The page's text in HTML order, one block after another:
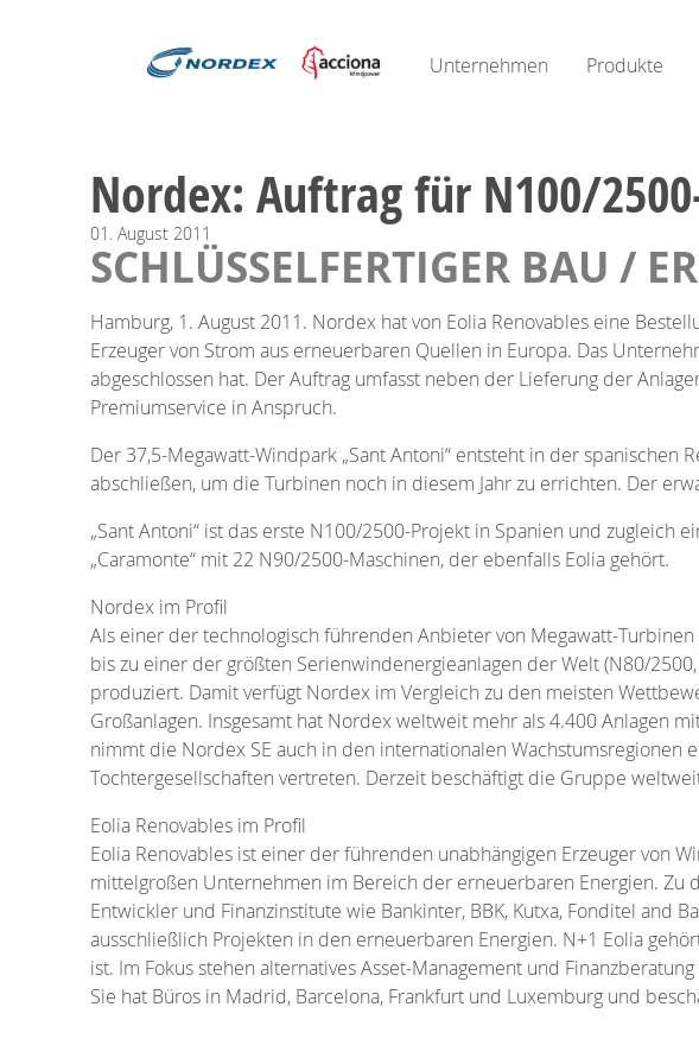
Unternehmen Produkte
Nordex: Auftrag für N100/
01. August 2011
SCHLÜSSELFERTIGER BAU /
Hamburg, 1. August 2011. Nordex hat von Eolia Renovables eine
Erzeuger von Strom aus erneuerbaren Quellen in Europa. Das
abgeschlossen hat. Der Auftrag umfasst neben der Lieferung der
Premiumservice in Anspruch.
Der 37,5-Megawatt-Windpark „Sant Antoni“ entsteht in der
abschließen, um die Turbinen noch in diesem Jahr zu errichten. Der
„Sant Antoni“ ist das erste N100/2500-Projekt in Spanien und
„Caramonte“ mit 22 N90/2500-Maschinen, der ebenfalls Eolia gehört.
Nordex im Profil
Als einer der technologisch führenden Anbieter von Megawatt-
bis zu einer der größten Serienwindenergieanlagen der Welt (N80/
produziert. Damit verfügt Nordex im Vergleich zu den meisten
Großanlagen. Insgesamt hat Nordex weltweit mehr als 4.400 Anlagen
nimmt die Nordex SE auch in den internationalen
Tochtergesellschaften vertreten. Derzeit beschäftigt die Gruppe
Eolia Renovables im Profil
Eolia Renovables ist einer der führenden unabhängigen Erzeuger von
mittelgroßen Unternehmen im Bereich der erneuerbaren Energien.
Entwickler und Finanzinstitute wie Bankinter, BBK, Kutxa, Fonditel and
ausschließlich Projekten in den erneuerbaren Energien. N+1 Eolia
ist. Im Fokus stehen alternatives Asset-Management und
Sie hat Büros in Madrid, Barcelona, Frankfurt und Luxemburg und